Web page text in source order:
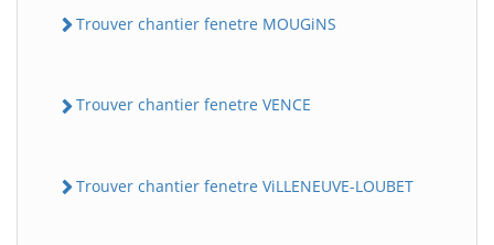
Trouver chantier fenetre MOUGiNS
Trouver chantier fenetre VENCE
Trouver chantier fenetre ViLLENEUVE-LOUBET